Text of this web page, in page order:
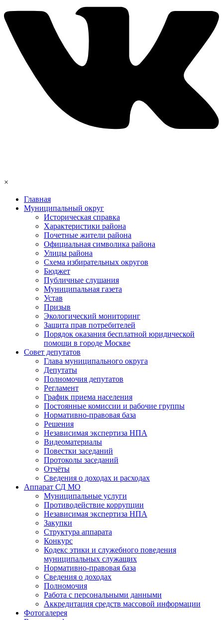
×
Главная
Муниципальный округ
Историческая справка
Характеристики района
Почетные жители района
Официальная символика района
Улицы района
Схема избирательных округов
Бюджет
Публичные слушания
Муниципальная газета
Устав
Призыв
Экологический мониторинг
Защита прав потребителей
Порядок оказания бесплатной юридической
помощи в городе Москве
Совет депутатов
Глава муниципального округа
Депутаты
Полномочия депутатов
Регламент
График приема населения
Постоянные комиссии и рабочие группы
Нормативно-правовая база
Решения
Независимая экспертиза НПА
Видеоматериалы
Повестки заседаний
Протоколы заседаний
Отчёты
Сведения о доходах и расходах
Аппарат СД МО
Муниципальные услуги
Противодействие коррупции
Независимая экспертиза НПА
Закупки
Структура аппарата
Конкурс
Кодекс этики и служебного поведения
муниципальных служащих
Нормативно-правовая база
Сведения о доходах
Полномочия
Работа с персональными данными
Аккредитация средств массовой информации
Фотогалерея